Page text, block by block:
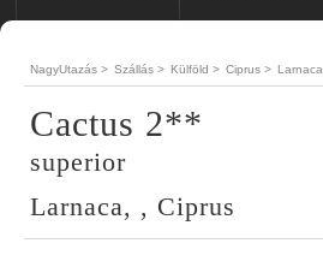
NagyUtazás > Szállás > Külföld > Ciprus > Larnaca
Cactus 2**
superior
Larnaca, , Ciprus